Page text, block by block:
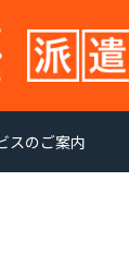
スのご案内